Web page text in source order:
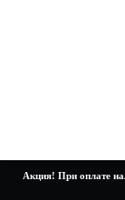
Акция! При оплате